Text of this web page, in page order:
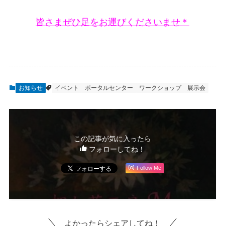
皆さまぜひ足をお運びくださいませ＊
お知らせ イベント ポータルセンター ワークショップ 展示会
この記事が気に入ったら
フォローしてね！
Follow Me
よかったらシェアしてね！